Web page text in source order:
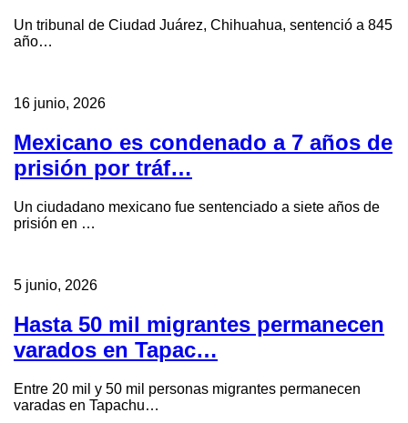
Un tribunal de Ciudad Juárez, Chihuahua, sentenció a 845
año…
16 junio, 2026
Mexicano es condenado a 7 años de
prisión por tráf…
Un ciudadano mexicano fue sentenciado a siete años de
prisión en …
5 junio, 2026
Hasta 50 mil migrantes permanecen
varados en Tapac…
Entre 20 mil y 50 mil personas migrantes permanecen
varadas en Tapachu…